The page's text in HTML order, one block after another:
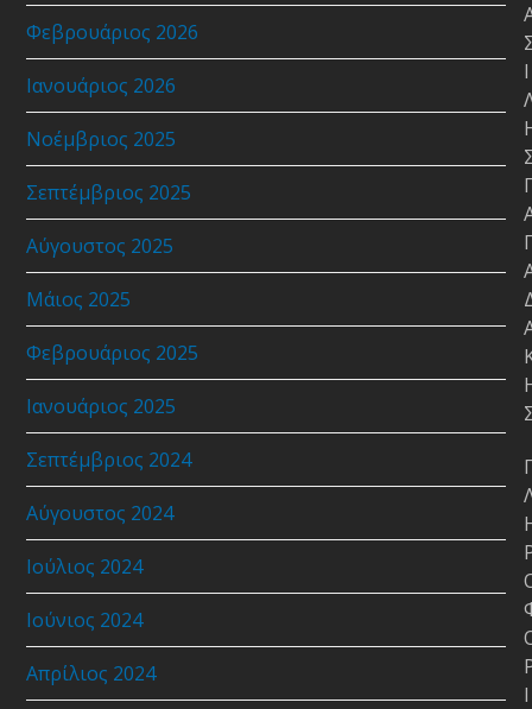
Φεβρουάριος 2026
Ιανουάριος 2026
Νοέμβριος 2025
Σεπτέμβριος 2025
Αύγουστος 2025
Μάιος 2025
Φεβρουάριος 2025
Ιανουάριος 2025
Σεπτέμβριος 2024
Αύγουστος 2024
Ιούλιος 2024
Ιούνιος 2024
Απρίλιος 2024
Ι
Ι